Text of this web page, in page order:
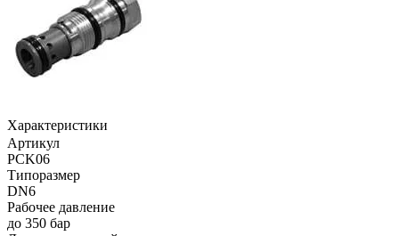
Характеристики
Артикул
PCK06
Типоразмер
DN6
Рабочее давление
до 350 бар